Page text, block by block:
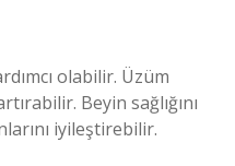
olabilir. Üzüm
Beyin sağlığını
iyileştirebilir.